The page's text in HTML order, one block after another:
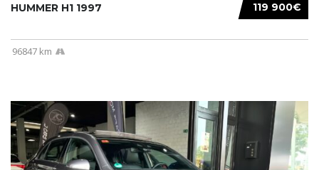
119 900€
HUMMER H1 1997
96847 km